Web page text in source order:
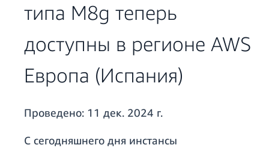
типа M8g теперь
доступны в регионе AWS
Европа (Испания)
Проведено: 11 дек. 2024 г.
С сегодняшнего дня инстансы